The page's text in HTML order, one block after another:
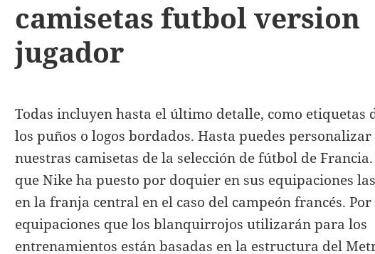
camisetas futbol version
jugador
Todas incluyen hasta el último detalle, como etiquetas
los puños o logos bordados. Hasta puedes
nuestras camisetas de la selección de fútbol de Francia.
que Nike ha puesto por doquier en sus equipaciones
en la franja central en el caso del campeón francés.
equipaciones que los blanquirrojos utilizarán para los
entrenamientos están basadas en la estructura del